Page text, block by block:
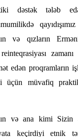
dəstək tələb
və qızların
zamanı
edən proqramların
üçün müvafiq
və ana kimi Sizin
keçirdiyi etnik